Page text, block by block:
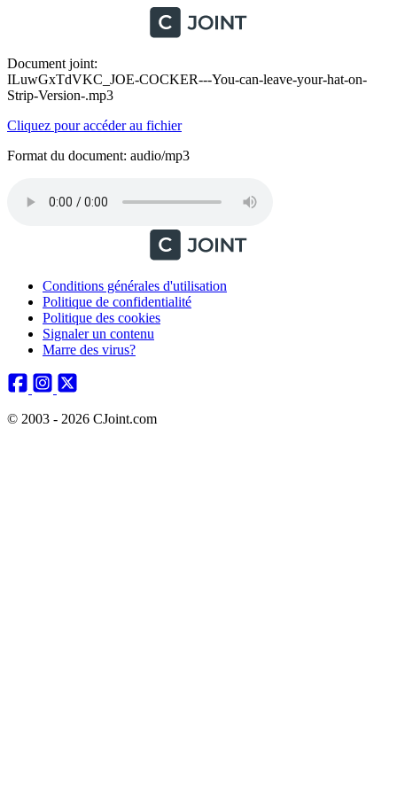
Document joint:
ILuwGxTdVKC_JOE-COCKER---You-can-leave-your-hat-on-
Strip-Version-.mp3
Cliquez pour accéder au fichier
Format du document: audio/mp3
Conditions générales d'utilisation
Politique de confidentialité
Politique des cookies
Signaler un contenu
Marre des virus?
© 2003 - 2026 CJoint.com